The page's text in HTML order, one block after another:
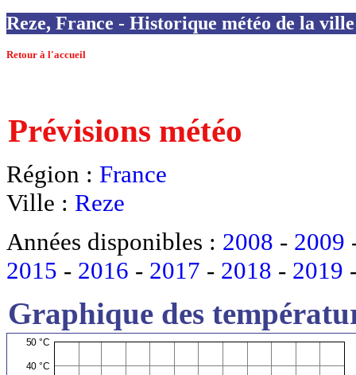
Reze, France - Historique météo de la ville
Retour à l'accueil
Prévisions météo
Région : France
Ville : Reze
Années disponibles : 2008 - 2009
2015 - 2016 - 2017 - 2018 - 2019
Graphique des